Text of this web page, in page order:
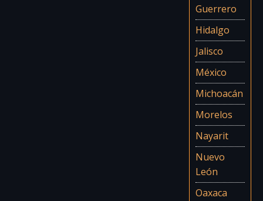
Guerrero
Hidalgo
Jalisco
México
Michoacán
Morelos
Nayarit
Nuevo
León
Oaxaca